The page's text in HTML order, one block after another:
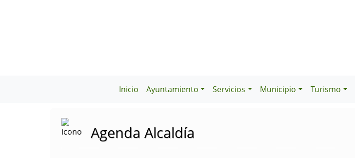
Inicio Ayuntamiento Servicios Municipio Turismo
Agenda Alcaldía